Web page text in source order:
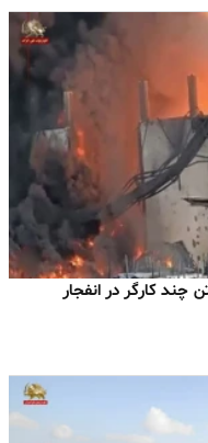
چند کارگر در انفجار